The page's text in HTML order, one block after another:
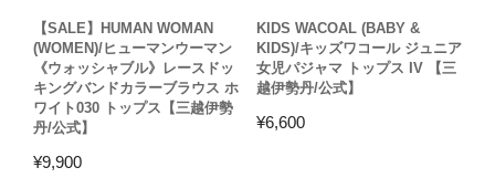
【SALE】HUMAN WOMAN
(WOMEN)/ヒューマンウーマン
《ウォッシャブル》レースドッ
キングバンドカラーブラウス ホ
ワイト030 トップス【三越伊勢
丹/公式】
¥9,900
KIDS WACOAL (BABY &
KIDS)/キッズワコール ジュニア
女児パジャマ トップス IV 【三
越伊勢丹/公式】
¥6,600